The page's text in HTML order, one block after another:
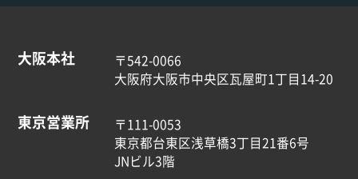
大阪本社
〒542-0066
大阪府大阪市中央区瓦屋町1丁目14-20
東京営業所
〒111-0053
東京都台東区浅草橋3丁目21番6号
JNビル3階